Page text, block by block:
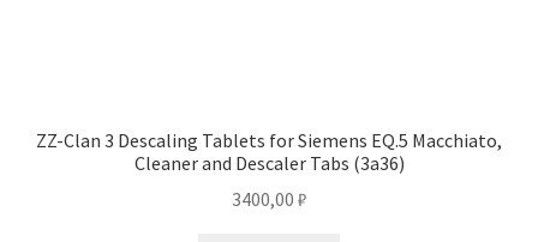
ZZ-Clan 3 Descaling Tablets for Siemens EQ.5 Macchiato,
Cleaner and Descaler Tabs (3a36)
3400,00 ₽